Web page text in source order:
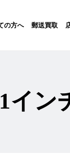
の方へ 郵送買取
イン